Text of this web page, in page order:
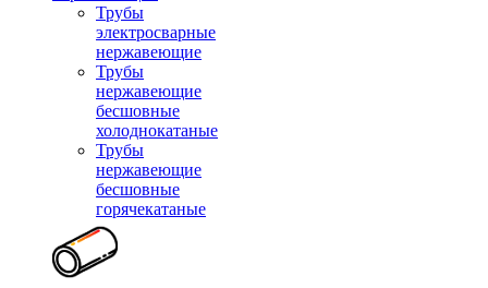
Трубы
электросварные
нержавеющие
Трубы
нержавеющие
бесшовные
холоднокатаные
Трубы
нержавеющие
бесшовные
горячекатаные